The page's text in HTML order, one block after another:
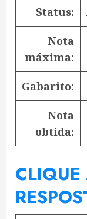
Status:
Nota
máxima:
Gabarito:
Nota
obtida: